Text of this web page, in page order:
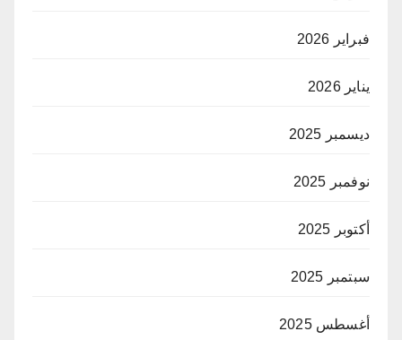
فبراير 2026
يناير 2026
ديسمبر 2025
نوفمبر 2025
أكتوبر 2025
سبتمبر 2025
أغسطس 2025